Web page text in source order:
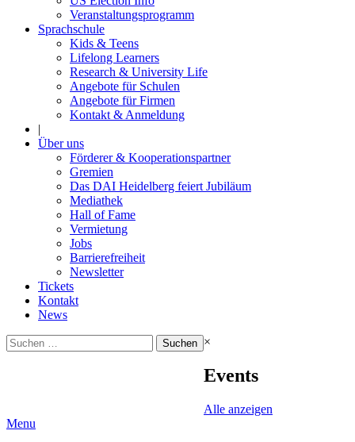
Veranstaltungsprogramm
Sprachschule
Kids & Teens
Lifelong Learners
Research & University Life
Angebote für Schulen
Angebote für Firmen
Kontakt & Anmeldung
|
Über uns
Förderer & Kooperationspartner
Gremien
Das DAI Heidelberg feiert Jubiläum
Mediathek
Hall of Fame
Vermietung
Jobs
Barrierefreiheit
Newsletter
Tickets
Kontakt
News
Suchen
nach:
×
Events
Alle anzeigen
Menu